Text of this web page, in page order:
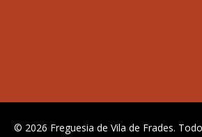
© 2026 Freguesia de Vila de Frades.